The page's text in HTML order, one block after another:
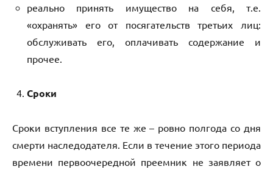
реально принять имущество на себя, т.е.
«охранять» его от посягательств третьих лиц:
обслуживать его, оплачивать содержание и
прочее.
Сроки
Сроки вступления все те же – ровно полгода со дня
смерти наследодателя. Если в течение этого периода
времени первоочередной преемник не заявляет о